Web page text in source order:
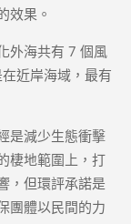
效果。
外海共有 7 個風
近岸海域，最有
是減少生態衝擊
棲地範圍上，打
，但環評承諾是
團體以民間的力